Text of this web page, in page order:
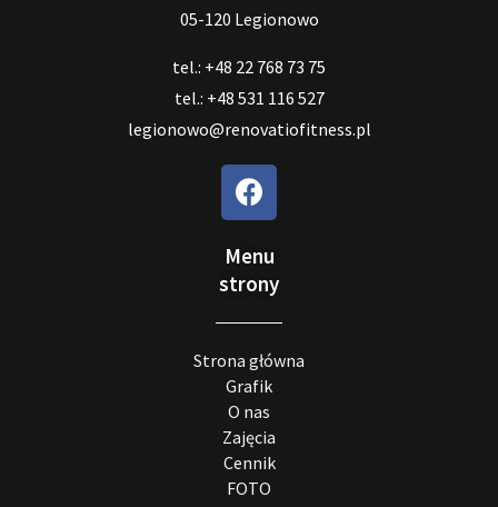
05-120 Legionowo
tel.: +48 22 768 73 75
tel.: +48 531 116 527
legionowo@renovatiofitness.pl
Menu
strony
Strona główna
Grafik
O nas
Zajęcia
Cennik
FOTO